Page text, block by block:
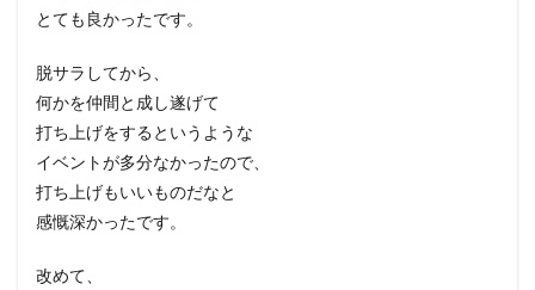
とても良かったです。
脱サラしてから、
何かを仲間と成し遂げて
打ち上げをするというような
イベントが多分なかったので、
打ち上げもいいものだなと
感慨深かったです。
改めて、